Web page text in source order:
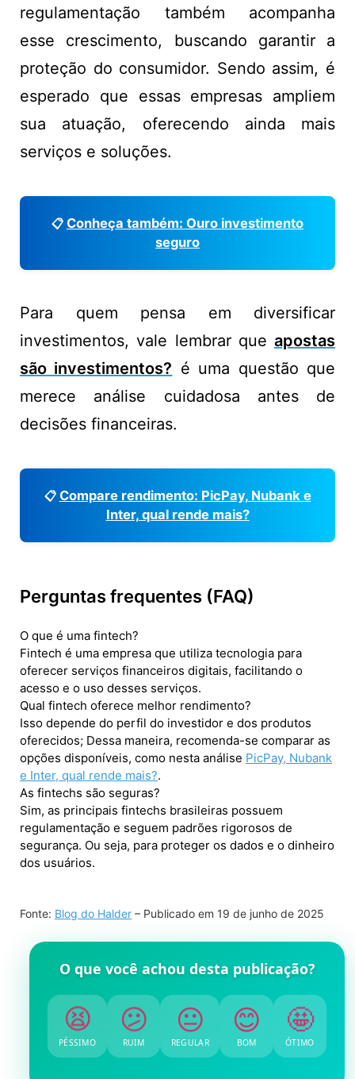
regulamentação também acompanha
esse crescimento, buscando garantir a
proteção do consumidor. Sendo assim, é
esperado que essas empresas ampliem
sua atuação, oferecendo ainda mais
serviços e soluções.
📋 Conheça também: Ouro investimento
seguro
Para quem pensa em diversificar
investimentos, vale lembrar que apostas
são investimentos? é uma questão que
merece análise cuidadosa antes de
decisões financeiras.
📋 Compare rendimento: PicPay, Nubank e
Inter, qual rende mais?
Perguntas frequentes (FAQ)
O que é uma fintech?
Fintech é uma empresa que utiliza tecnologia para
oferecer serviços financeiros digitais, facilitando o
acesso e o uso desses serviços.
Qual fintech oferece melhor rendimento?
Isso depende do perfil do investidor e dos produtos
oferecidos; Dessa maneira, recomenda-se comparar as
opções disponíveis, como nesta análise PicPay, Nubank
e Inter, qual rende mais?.
As fintechs são seguras?
Sim, as principais fintechs brasileiras possuem
regulamentação e seguem padrões rigorosos de
segurança. Ou seja, para proteger os dados e o dinheiro
dos usuários.
Fonte: Blog do Halder – Publicado em 19 de junho de 2025
O que você achou desta publicação?
😫
PÉSSIMO
😕
RUIM
😐
REGULAR
😊
BOM
🤩
ÓTIMO